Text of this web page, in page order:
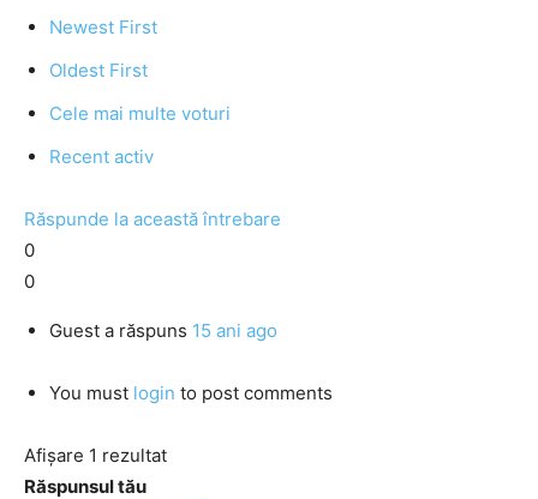
Newest First
Oldest First
Cele mai multe voturi
Recent activ
Răspunde la această întrebare
0
0
Guest a răspuns 15 ani ago
You must login to post comments
Afișare 1 rezultat
Răspunsul tău